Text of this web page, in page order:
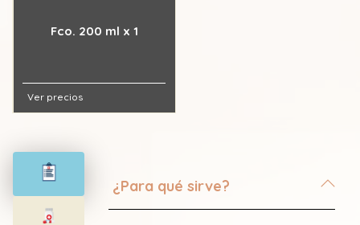
Fco. 200 ml x 1
Ver precios
¿Para qué sirve?